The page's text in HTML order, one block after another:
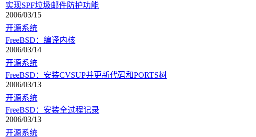
实现SPF垃圾邮件防护功能
2006/03/15
开源系统
FreeBSD：编译内核
2006/03/14
开源系统
FreeBSD：安装CVSUP并更新代码和PORTS树
2006/03/13
开源系统
FreeBSD：安装全过程记录
2006/03/13
开源系统